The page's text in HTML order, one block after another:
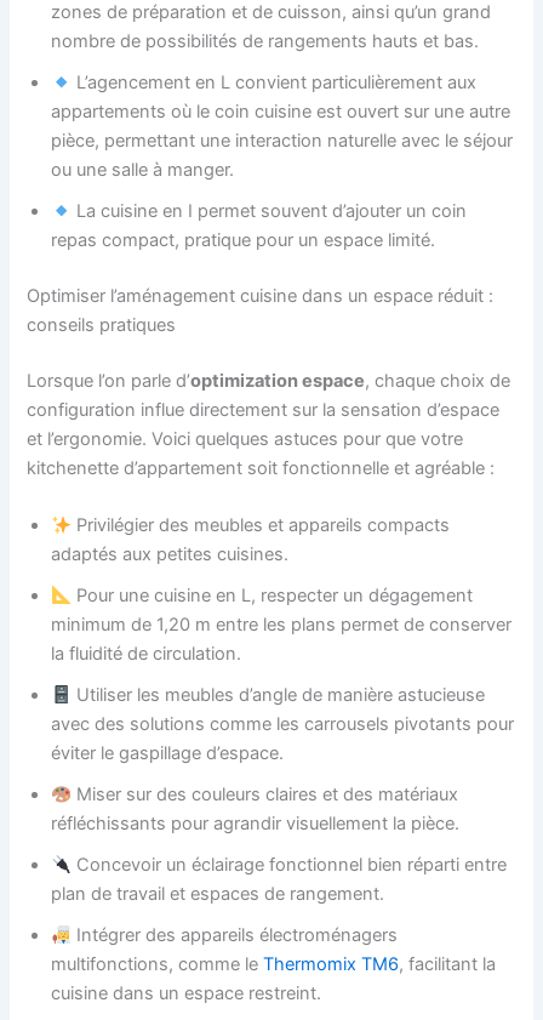
zones de préparation et de cuisson, ainsi qu’un grand
nombre de possibilités de rangements hauts et bas.
L’agencement en L convient particulièrement aux
appartements où le coin cuisine est ouvert sur une autre
pièce, permettant une interaction naturelle avec le séjour
ou une salle à manger.
La cuisine en I permet souvent d’ajouter un coin
repas compact, pratique pour un espace limité.
Optimiser l’aménagement cuisine dans un espace réduit :
conseils pratiques
Lorsque l’on parle d’optimization espace, chaque choix de
configuration influe directement sur la sensation d’espace
et l’ergonomie. Voici quelques astuces pour que votre
kitchenette d’appartement soit fonctionnelle et agréable :
Privilégier des meubles et appareils compacts
adaptés aux petites cuisines.
Pour une cuisine en L, respecter un dégagement
minimum de 1,20 m entre les plans permet de conserver
la fluidité de circulation.
Utiliser les meubles d’angle de manière astucieuse
avec des solutions comme les carrousels pivotants pour
éviter le gaspillage d’espace.
Miser sur des couleurs claires et des matériaux
réfléchissants pour agrandir visuellement la pièce.
Concevoir un éclairage fonctionnel bien réparti entre
plan de travail et espaces de rangement.
Intégrer des appareils électroménagers
multifonctions, comme leThermomix TM6, facilitant la
cuisine dans un espace restreint.